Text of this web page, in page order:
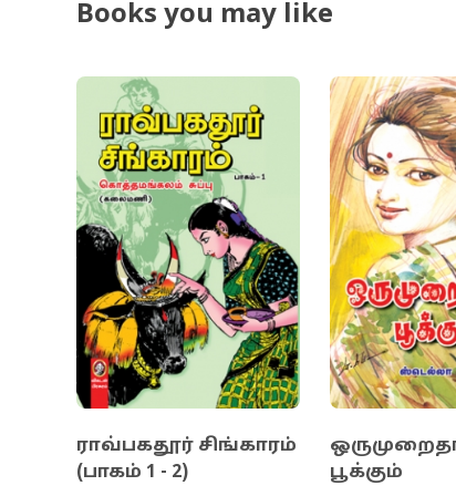
ஈழத்
Books you may like
ராவ்பகதூர் சிங்காரம்
(பாகம் 1 - 2)
பூக்கும்